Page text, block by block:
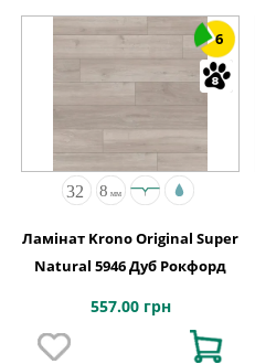
6
Ламінат Krono Original Super
Natural 5946 Дуб Рокфорд
557.00 грн